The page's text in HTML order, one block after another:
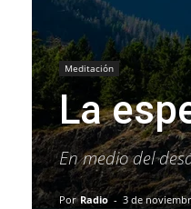
Meditación
La
En medio del
Por Radio - 3 de